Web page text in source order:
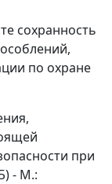
сохранность
по охране
при
- М.: